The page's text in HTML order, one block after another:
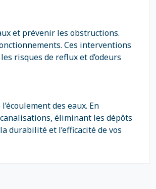
et prévenir les obstructions.
Ces interventions
risques de reflux et d’odeurs
des eaux. En
éliminant les dépôts
durabilité et l’efficacité de vos